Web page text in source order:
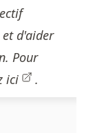
d'aider
Pour
ici .